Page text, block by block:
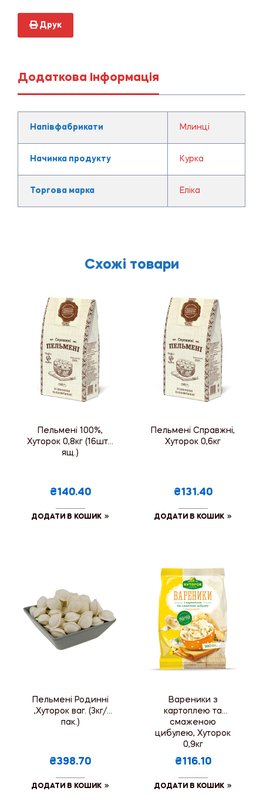
Друк
Додаткова Інформація
Напівфабрикати Млинці
Начинка продукту Курка
Торгова марка Еліка
Схожі товари
Пельмені 100%,
Хуторок 0,8кг (16шт./
ящ.)
₴140.40
ДОДАТИ В КОШИК
Пельмені Справжні,
Хуторок 0,6кг
₴131.40
ДОДАТИ В КОШИК
Пельмені Родинні
,Хуторок ваг. (3кг/
пак.)
₴398.70
ДОДАТИ В КОШИК
Вареники з
картоплею та
смаженою
цибулею, Хуторок
0,9кг
₴116.10
ДОДАТИ В КОШИК